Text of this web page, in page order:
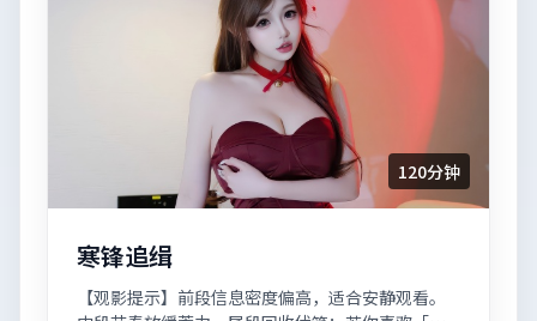
120分钟
寒锋追缉
【观影提示】前段信息密度偏高，适合安静观看。